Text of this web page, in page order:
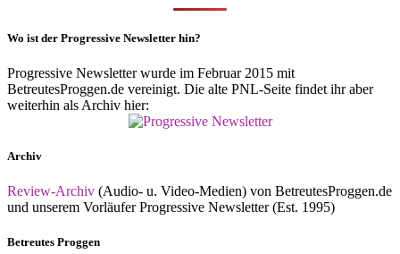
Wo ist der Progressive Newsletter hin?
Progressive Newsletter wurde im Februar 2015 mit
BetreutesProggen.de vereinigt. Die alte PNL-Seite findet ihr aber
weiterhin als Archiv hier:
Archiv
Review-Archiv (Audio- u. Video-Medien) von BetreutesProggen.de
und unserem Vorläufer Progressive Newsletter (Est. 1995)
Betreutes Proggen